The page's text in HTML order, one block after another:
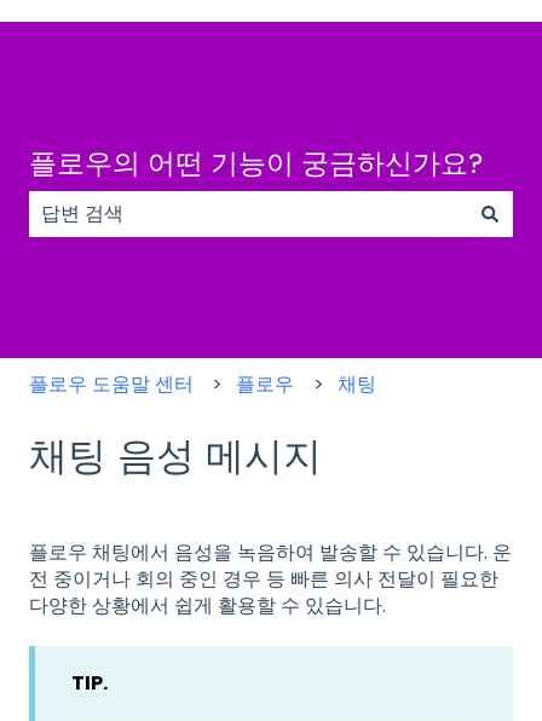
플로우의 어떤 기능이 궁금하신가요?
플로우 도움말 센터 플로우 채팅
채팅 음성 메시지
플로우 채팅에서 음성을 녹음하여 발송할 수 있습니다. 운
전 중이거나 회의 중인 경우 등 빠른 의사 전달이 필요한
다양한 상황에서 쉽게 활용할 수 있습니다.
TIP.